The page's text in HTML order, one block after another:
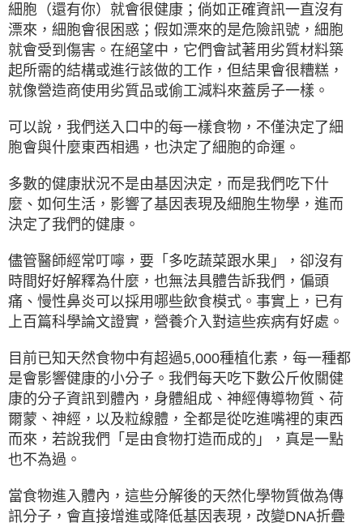
細胞（還有你）就會很健康；倘如正確資訊一直沒有
漂來，細胞會很困惑；假如漂來的是危險訊號，細胞
就會受到傷害。在絕望中，它們會試著用劣質材料築
起所需的結構或進行該做的工作，但結果會很糟糕，
就像營造商使用劣質品或偷工減料來蓋房子一樣。
可以說，我們送入口中的每一樣食物，不僅決定了細
胞會與什麼東西相遇，也決定了細胞的命運。
多數的健康狀況不是由基因決定，而是我們吃下什
麼、如何生活，影響了基因表現及細胞生物學，進而
決定了我們的健康。
儘管醫師經常叮嚀，要「多吃蔬菜跟水果」，卻沒有
時間好好解釋為什麼，也無法具體告訴我們，偏頭
痛、慢性鼻炎可以採用哪些飲食模式。事實上，已有
上百篇科學論文證實，營養介入對這些疾病有好處。
目前已知天然食物中有超過5,000種植化素，每一種都
是會影響健康的小分子。我們每天吃下數公斤攸關健
康的分子資訊到體內，身體組成、神經傳導物質、荷
爾蒙、神經，以及粒線體，全都是從吃進嘴裡的東西
而來，若說我們「是由食物打造而成的」，真是一點
也不為過。
當食物進入體內，這些分解後的天然化學物質做為傳
訊分子，會直接增進或降低基因表現，改變DNA折疊